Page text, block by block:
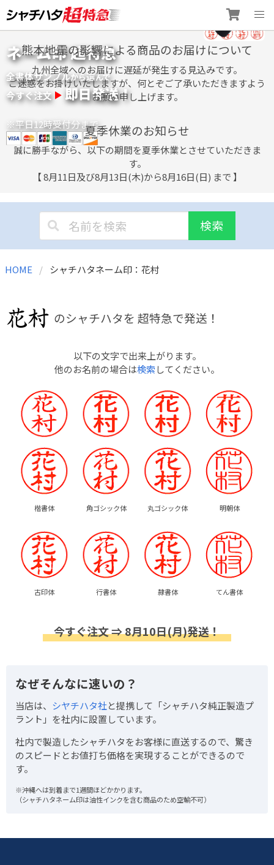
to
content
ネーム印 超特急
全書体サンプルから選んで
今すぐ注文 即日発送！
※平日12時受付分まで
熊本地震の影響による商品のお届けについて
九州全域へのお届けに遅延が発生する見込みです。
ご迷惑をお掛けいたしますが、何とぞご了承いただきますよう
お願い申し上げます。
夏季休業のお知らせ
誠に勝手ながら、以下の期間を夏季休業とさせていただきま
す。
【 8月11日及び8月13日(木)から8月16日(日) まで 】
検索
HOME シャチハタネーム印：花村
のシャチハタを 超特急で発送！
以下の文字で出来上がります。
他のお名前の場合は検索してください。
楷書体 角ゴシック体 丸ゴシック体 明朝体
古印体 行書体 隷書体 てん書体
今すぐ注文 ⇒ 8月10日(月)発送！
なぜそんなに速いの？
当店は、 シヤチハタ社と提携して「シャチハタ純正製造プ
ラント」を社内に設置しています。
社内で製造したシャチハタをお客様に直送するので、驚き
のスピードとお値打ち価格を実現することができるので
す。
※沖縄へは到着まで1週間ほどかかります。
（シャチハタネーム印は油性インクを含む商品のため空輸不可）